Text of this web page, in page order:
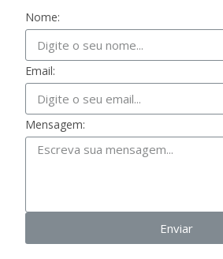
Nome:
Email:
Mensagem:
Enviar